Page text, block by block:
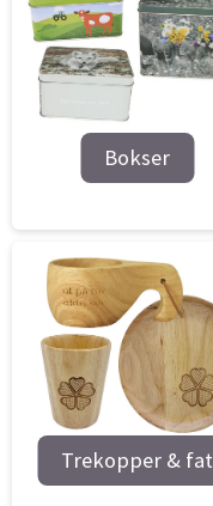
Bokser
Trekopper & fat